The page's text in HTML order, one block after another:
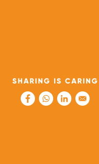
SHARING IS CARING